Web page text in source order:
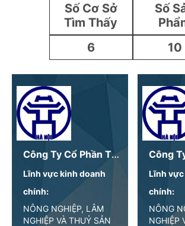
Số Cơ Sở
Tìm Thấy
6
Số
10
Công Ty Cổ Phần Thực Phẩm Phúc Mơ
Lĩnh vực kinh doanh
chính:
NÔNG NGHIỆP, LÂM
NGHIỆP VÀ THUỶ SẢN
Lĩnh
chính:
NÔNG
NGHIỆP